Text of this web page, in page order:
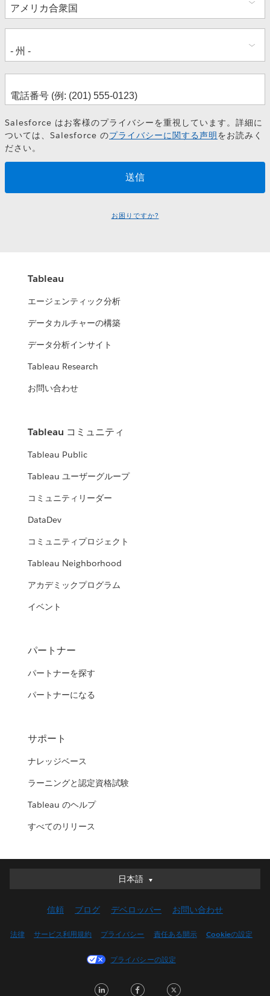
所
Salesforce はお客様のプライバシーを重視しています。詳細に
ついては、Salesforce のプライバシーに関する声明をお読みく
ださい。
お困りですか?
Tableau
エージェンティック分析
データカルチャーの構築
データ分析インサイト
Tableau Research
お問い合わせ
Tableau コミュニティ
Tableau Public
Tableau ユーザーグループ
コミュニティリーダー
DataDev
コミュニティプロジェクト
Tableau Neighborhood
アカデミックプログラム
イベント
パートナー
パートナーを探す
パートナーになる
サポート
ナレッジベース
ラーニングと認定資格試験
Tableau のヘルプ
すべてのリリース
日本語
日本語
English (UK)
Français (Canada)
信頼 ブログ デベロッパー お問い合わせ
法律 サービス利用規約 プライバシー 責任ある開示 Cookieの設定
プライバシーの設定
LinkedInFacebook